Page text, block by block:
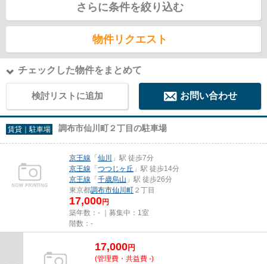
さらに条件を絞り込む
物件リクエスト
チェックした物件をまとめて
検討リストに追加 お問い合わせ
賃貸｜駐車場 調布市仙川町２丁目の駐車場
京王線 「 仙川
」駅 徒歩7分
京王線 「 つつじヶ丘 」駅 徒歩14分
京王線 「 千歳烏山 」駅 徒歩26分
東京都調布市仙川町 ２丁目
17,000円
築年数：- ｜募集中： 1室
階数：-
17,000円
(管理費・共益費 -)